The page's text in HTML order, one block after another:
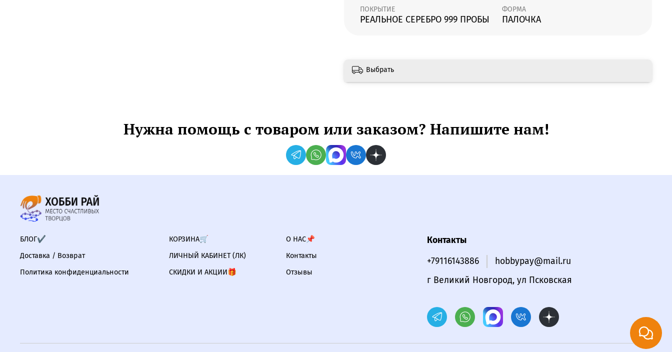
ПОКРЫТИЕ
РЕАЛЬНОЕ СЕРЕБРО 999 ПРОБЫ
ФОРМА
ПАЛОЧКА
Выбрать
Нужна помощь с товаром или заказом? Напишите нам!
БЛОГ✔
Доставка / Возврат
Политика конфиденциальности
КОРЗИНА🛒
ЛИЧНЫЙ КАБИНЕТ (ЛК)
СКИДКИ И АКЦИИ🎁
О НАС📌
Контакты
Отзывы
Контакты
+79116143886
hobbypay@mail.ru
г Великий Новгород, ул Псковская